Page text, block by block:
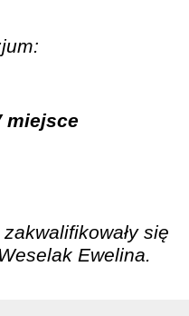
miejsce
się
Ewelina.